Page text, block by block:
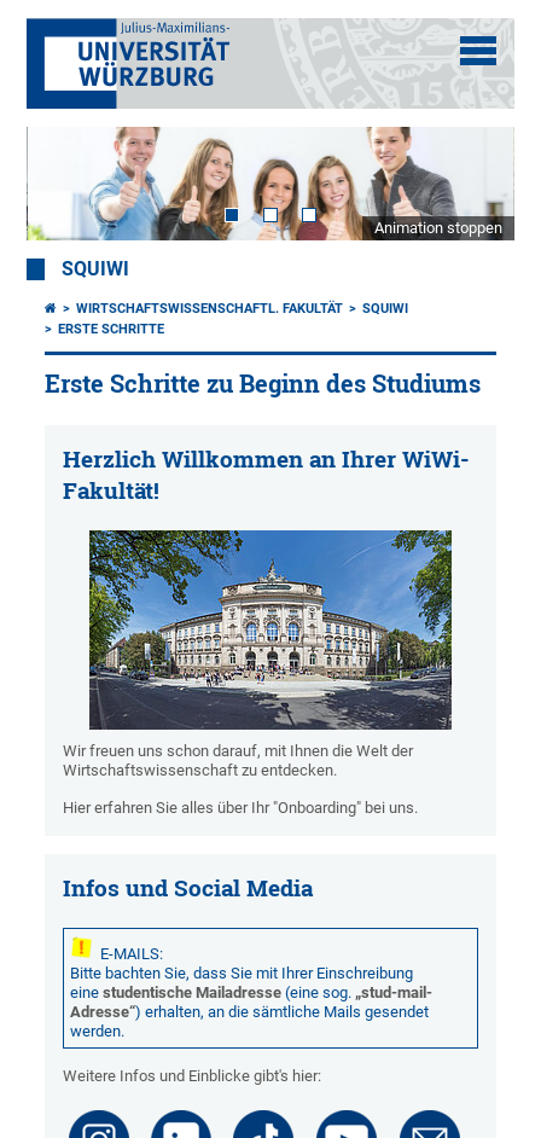
Animation stoppen
SQUIWI
WIRTSCHAFTSWISSENSCHAFTL. FAKULTÄT
SQUIWI
ERSTE SCHRITTE
Erste Schritte zu Beginn des Studiums
Herzlich Willkommen an Ihrer WiWi-
Fakultät!
Wir freuen uns schon darauf, mit Ihnen die Welt der
Wirtschaftswissenschaft zu entdecken.
Hier erfahren Sie alles über Ihr "Onboarding" bei uns.
Infos und Social Media
E-MAILS:
Bitte bachten Sie, dass Sie mit Ihrer Einschreibung
einestudentische Mailadresse (eine sog. „stud-mail-
Adresse“) erhalten, an die sämtliche Mails gesendet
werden.
Weitere Infos und Einblicke gibt's hier: